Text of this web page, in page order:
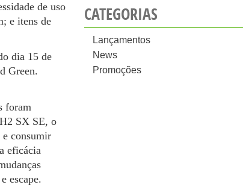
de uso
e itens de
dia 15 de
Green.
foram
SX SE, o
e consumir
eficácia
escape.
CATEGORIAS
Lançamentos
News
Promoções